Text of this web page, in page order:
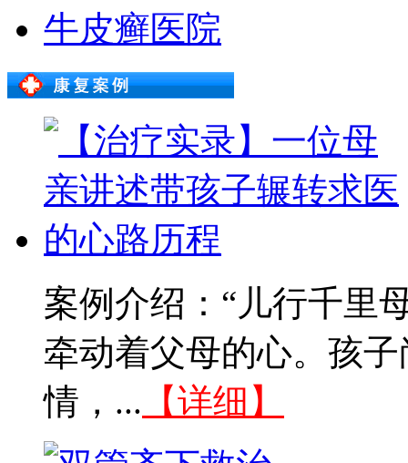
牛皮癣医院
案例介绍：“儿行千里
牵动着父母的心。孩
情，... 【详细】